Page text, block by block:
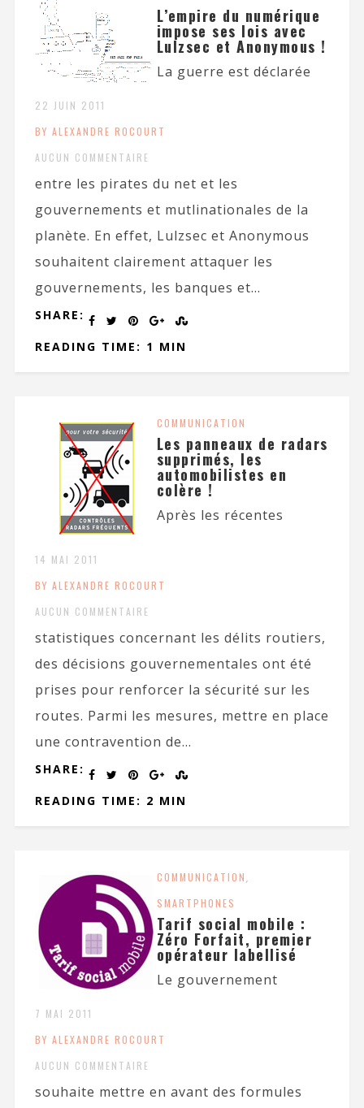
L’empire du numérique
impose ses lois avec
Lulzsec et Anonymous !
22 JUIN 2011
BY ALEXANDRE ROCOURT
AUCUN COMMENTAIRE
La guerre est déclarée
entre les pirates du net et les
gouvernements et mutlinationales de la
planète. En effet, Lulzsec et Anonymous
souhaitent clairement attaquer les
gouvernements, les banques et...
SHARE:
READING TIME: 1 MIN
COMMUNICATION
Les panneaux de radars
supprimés, les
automobilistes en
colère !
14 MAI 2011
BY ALEXANDRE ROCOURT
AUCUN COMMENTAIRE
Après les récentes
statistiques concernant les délits routiers,
des décisions gouvernementales ont été
prises pour renforcer la sécurité sur les
routes. Parmi les mesures, mettre en place
une contravention de...
SHARE:
READING TIME: 2 MIN
COMMUNICATION,
SMARTPHONES
Tarif social mobile :
Zéro Forfait, premier
opérateur labellisé
7 MAI 2011
BY ALEXANDRE ROCOURT
AUCUN COMMENTAIRE
Le gouvernement
souhaite mettre en avant des formules